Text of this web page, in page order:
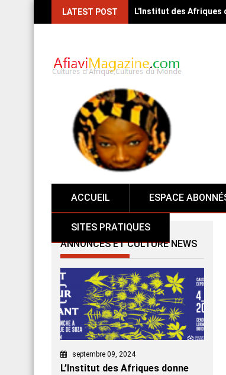
LATEST POST L'Institut des Afriques
ACCUEIL ESPACE
SITES PRATIQUES
ANNONCES ET CULTURE NEWS
septembre 09, 2024
L’Institut des Afriques donne